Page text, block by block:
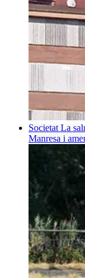
Societat La
Manresa i